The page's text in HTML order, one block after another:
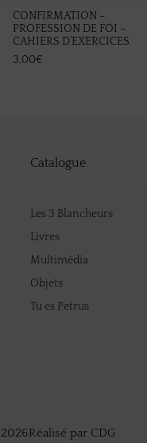
CONFIRMATION –
PROFESSION DE FOI –
CAHIERS D’EXERCICES
3,00€
Catalogue
Les 3 Blancheurs
Livres
Multimédia
Objets
Tu es Petrus
2026Réalisé par CDG